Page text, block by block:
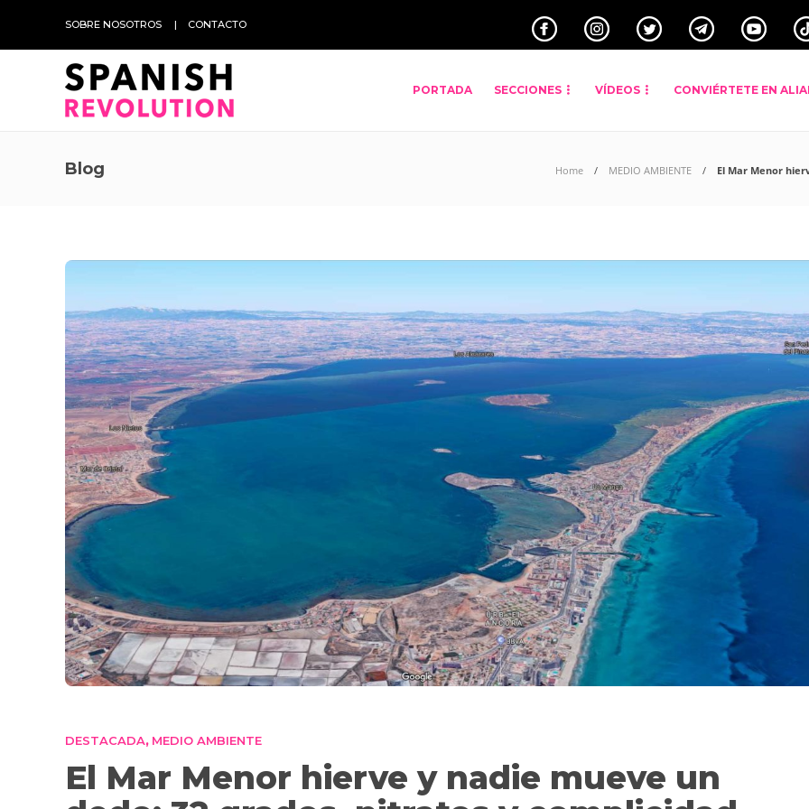
SOBRE NOSOTROS CONTACTO
PORTADA SECCIONES VÍDEOS CONVIÉRTETE EN
Blog Home MEDIO AMBIENTE El Mar Menor
DESTACADA, MEDIO AMBIENTE
El Mar Menor hierve y nadie mueve un